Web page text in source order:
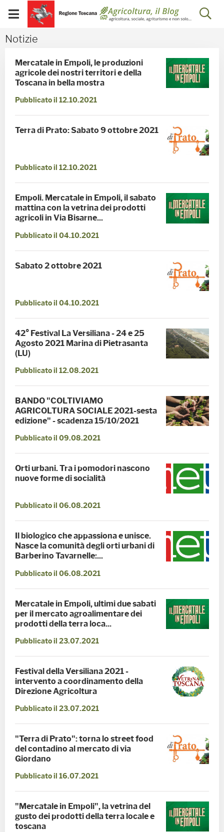
Skip to Main Content
Visualizza/chiudi
menu
mobile
Notizie - Blog
Notizie
Mercatale in Empoli, le produzioni
agricole dei nostri territori e della
Toscana in bella mostra
Pubblicato il 12.10.2021
Terra di Prato: Sabato 9 ottobre 2021
Pubblicato il 12.10.2021
Empoli. Mercatale in Empoli, il sabato
mattina con la vetrina dei prodotti
agricoli in Via Bisarne...
Pubblicato il 04.10.2021
Sabato 2 ottobre 2021
Pubblicato il 04.10.2021
42° Festival La Versiliana - 24 e 25
Agosto 2021 Marina di Pietrasanta
(LU)
Pubblicato il 12.08.2021
BANDO "COLTIVIAMO
AGRICOLTURA SOCIALE 2021-sesta
edizione" - scadenza 15/10/2021
Pubblicato il 09.08.2021
Orti urbani. Tra i pomodori nascono
nuove forme di socialità
Pubblicato il 06.08.2021
Il biologico che appassiona e unisce.
Nasce la comunità degli orti urbani di
Barberino Tavarnelle:...
Pubblicato il 06.08.2021
Mercatale in Empoli, ultimi due sabati
per il mercato agroalimentare dei
prodotti della terra loca...
Pubblicato il 23.07.2021
Festival della Versiliana 2021 -
intervento a coordinamento della
Direzione Agricoltura
Pubblicato il 23.07.2021
"Terra di Prato": torna lo street food
del contadino al mercato di via
Giordano
Pubblicato il 16.07.2021
"Mercatale in Empoli", la vetrina del
gusto dei prodotti della terra locale e
toscana